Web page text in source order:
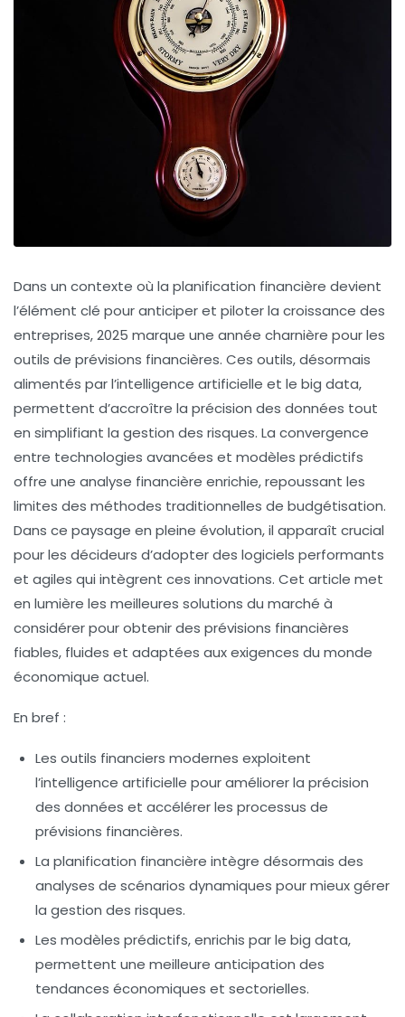
Dans un contexte où la planification financière devient
l’élément clé pour anticiper et piloter la croissance des
entreprises, 2025 marque une année charnière pour les
outils de prévisions financières. Ces outils, désormais
alimentés par l’intelligence artificielle et le big data,
permettent d’accroître la précision des données tout
en simplifiant la gestion des risques. La convergence
entre technologies avancées et modèles prédictifs
offre une analyse financière enrichie, repoussant les
limites des méthodes traditionnelles de budgétisation.
Dans ce paysage en pleine évolution, il apparaît crucial
pour les décideurs d’adopter des logiciels performants
et agiles qui intègrent ces innovations. Cet article met
en lumière les meilleures solutions du marché à
considérer pour obtenir des prévisions financières
fiables, fluides et adaptées aux exigences du monde
économique actuel.
En bref :
Les outils financiers modernes exploitent
l’intelligence artificielle pour améliorer la précision
des données et accélérer les processus de
prévisions financières.
La planification financière intègre désormais des
analyses de scénarios dynamiques pour mieux gérer
la gestion des risques.
Les modèles prédictifs, enrichis par le big data,
permettent une meilleure anticipation des
tendances économiques et sectorielles.